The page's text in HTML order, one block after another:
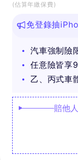
(估算年繳保費)
免登錄抽
汽車強制險
任意險皆享
乙、丙式車
賠他人